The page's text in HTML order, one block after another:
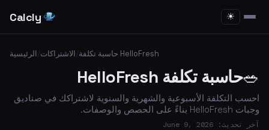
Calcly ☀
الرئيسية/الاشتراكات/ حاسبة تكلفة HelloFresh
🥗حاسبة تكلفة HelloFresh
احسب التكلفة الأسبوعية والشهرية والسنوية لاشتراكك في صناديق
وجبات HelloFresh بناءً على الحصص والوصفات.
آخر تحديث: June 9, 2026